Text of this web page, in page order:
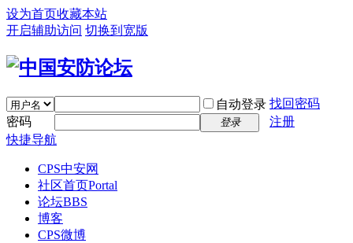
设为首页收藏本站
开启辅助访问 切换到宽版
自动登录 找回密码
密码
登录
注册
快捷导航
CPS中安网
社区首页Portal
论坛BBS
博客
CPS微博